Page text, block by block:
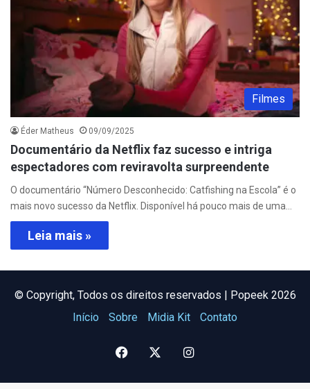
Filmes
Éder Matheus 09/09/2025
Documentário da Netflix faz sucesso e intriga
espectadores com reviravolta surpreendente
O documentário “Número Desconhecido: Catfishing na Escola” é o
mais novo sucesso da Netflix. Disponível há pouco mais de uma…
Leia mais »
©️ Copyright, Todos os direitos reservados | Popeek 2026
Início
Sobre Midia Kit Contato
Facebook Instagram